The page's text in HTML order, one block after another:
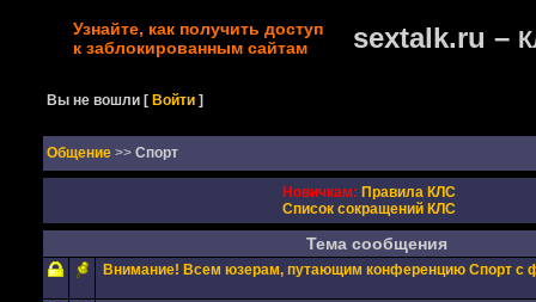
Узнайте, как получить доступ
к заблокированным сайтам
sextalk.ru –
Вы не вошли [Войти ]
Oбщение >> Спорт
Новичкам: Правила КЛС
Список сокращений КЛС
Тема сообщения
Внимание! Всем юзерам, путающим конференцию Спорт с